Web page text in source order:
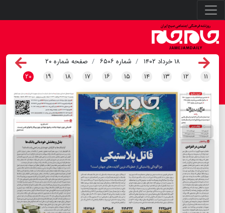
۱۸ خرداد ۱۴۰۲ شماره ۶۵۰۶
صفحه شماره ۲۰
۱۱ ۱۲ ۱۳ ۱۴ ۱۵ ۱۶ ۱۷ ۱۸ ۱۹ ۲۰